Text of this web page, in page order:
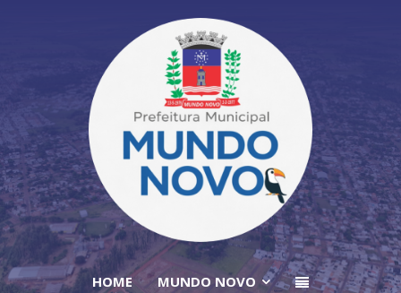
HOME MUNDO NOVO